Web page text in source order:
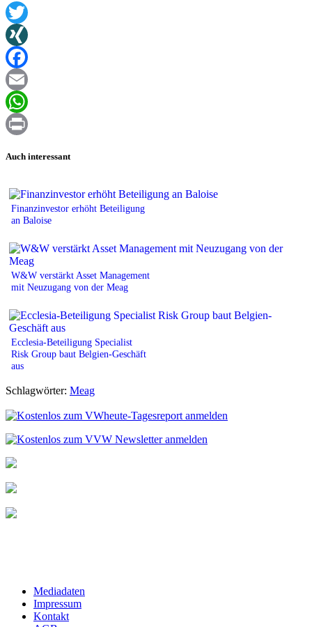
Twitter
XING
Facebook
Email
WhatsApp
Auch interessant
Finanzinvestor erhöht Beteiligung
an Baloise
W&W verstärkt Asset Management
mit Neuzugang von der Meag
Ecclesia-Beteiligung Specialist
Risk Group baut Belgien-Geschäft
aus
Schlagwörter: Meag
Mediadaten
Impressum
Kontakt